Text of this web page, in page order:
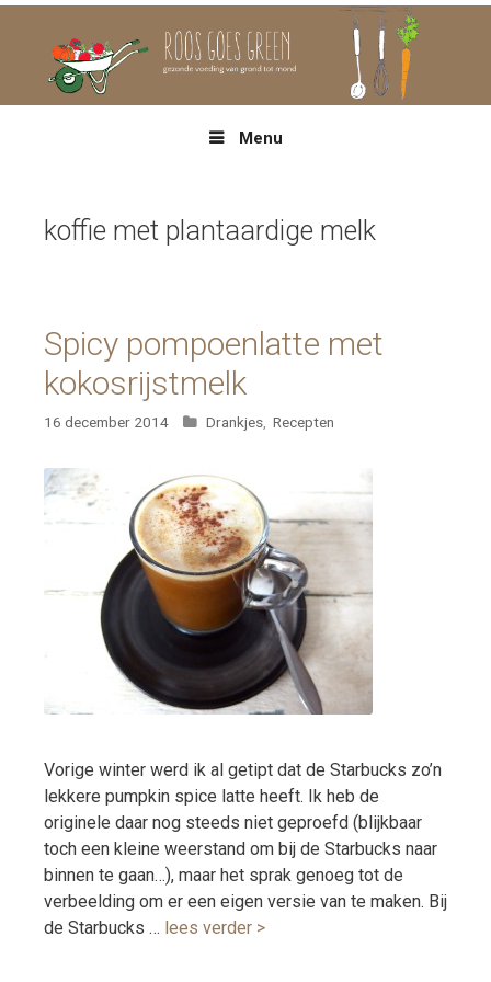
Menu
koffie met plantaardige melk
Spicy pompoenlatte met
kokosrijstmelk
16 december 2014 Categorieën
Drankjes, Recepten
Vorige winter werd ik al getipt dat de Starbucks zo’n
lekkere pumpkin spice latte heeft. Ik heb de
originele daar nog steeds niet geproefd (blijkbaar
toch een kleine weerstand om bij de Starbucks naar
binnen te gaan…), maar het sprak genoeg tot de
verbeelding om er een eigen versie van te maken. Bij
de Starbucks … lees verder >